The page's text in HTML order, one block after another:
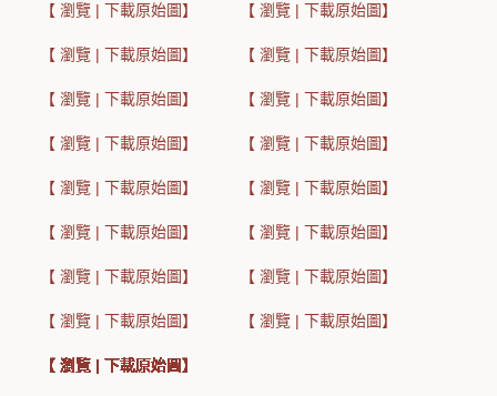
【 瀏覽 | 下載原始圖】 【 瀏覽 | 下載原始圖】
【 瀏覽 | 下載原始圖】 【 瀏覽 | 下載原始圖】
【 瀏覽 | 下載原始圖】 【 瀏覽 | 下載原始圖】
【 瀏覽 | 下載原始圖】 【 瀏覽 | 下載原始圖】
【 瀏覽 | 下載原始圖】 【 瀏覽 | 下載原始圖】
【 瀏覽 | 下載原始圖】 【 瀏覽 | 下載原始圖】
【 瀏覽 | 下載原始圖】 【 瀏覽 | 下載原始圖】
【 瀏覽 | 下載原始圖】 【 瀏覽 | 下載原始圖】
【 瀏覽 | 下載原始圖】
【 瀏覽 | 下載原始圖】
【 瀏覽 | 下載原始圖】
【 瀏覽 | 下載原始圖】
【 瀏覽 | 下載原始圖】
【 瀏覽 | 下載原始圖】
【 瀏覽 | 下載原始圖】
【 瀏覽 | 下載原始圖】
【 瀏覽 | 下載原始圖】
【 瀏覽 | 下載原始圖】
【 瀏覽 | 下載原始圖】
【 瀏覽 | 下載原始圖】
【 瀏覽 | 下載原始圖】
【 瀏覽 | 下載原始圖】
【 瀏覽 | 下載原始圖】
【 瀏覽 | 下載原始圖】
【 瀏覽 | 下載原始圖】
【 瀏覽 | 下載原始圖】
【 瀏覽 | 下載原始圖】
【 瀏覽 | 下載原始圖】